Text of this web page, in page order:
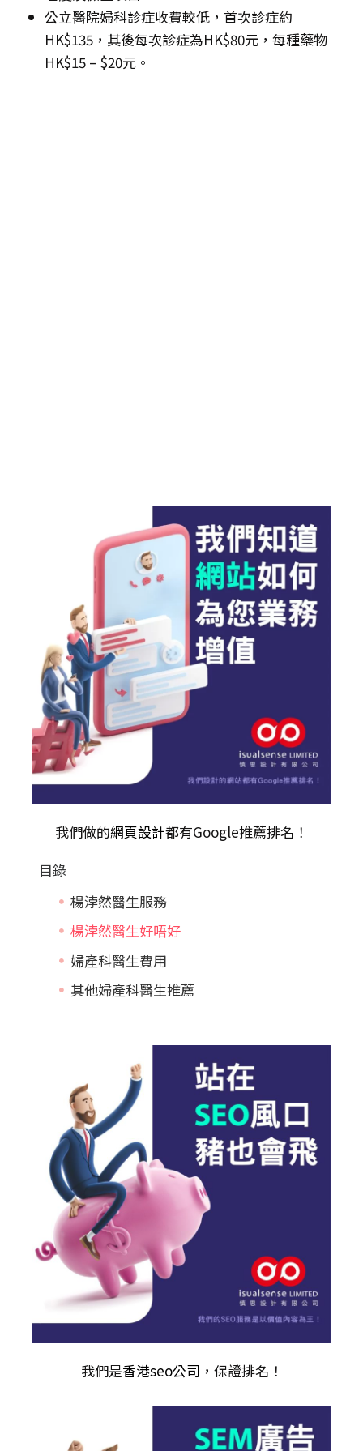
公立醫院婦科診症收費較低，首次診症約
HK$135，其後每次診症為HK$80元，每種藥物
HK$15 – $20元。
我們做的網頁設計都有Google推薦排名！
目錄
楊浡然醫生服務
楊浡然醫生好唔好
婦產科醫生費用
其他婦產科醫生推薦
我們是香港seo公司 ，保證排名！